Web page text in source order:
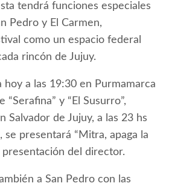
tendrá funciones especiales
Pedro y El Carmen,
como un espacio federal
rincón de Jujuy.
hoy a las 19:30 en Purmamarca
y “El Susurro”,
Salvador de Jujuy, a las 23 hs
presentará “Mitra, apaga la
presentación del director.
a San Pedro con las